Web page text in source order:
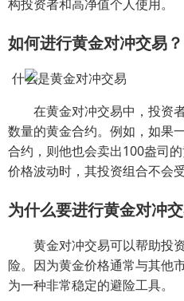
构投资者和高净值个人使用。
如何进行黄金对冲交易？
在黄金对冲交易中，投资
数量的黄金合约。例如，如果
合约，则他也会卖出100盎司
价格波动时，其投资组合不会
为什么要进行黄金对冲
黄金对冲交易可以帮助投
险。因为黄金价格通常与其他
为一种非常稳定的避险工具。